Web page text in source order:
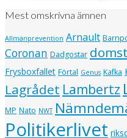
Mest omskrivna ämnen
Allmänprevention Arnault
Coronan Dadgostar
Frysboxfallet Förtal Genus Kafka
Lagrådet Lambertz
MP Nato NWT
Politikerlivet